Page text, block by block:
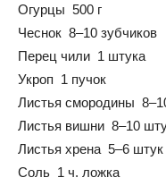
Огурцы 500 г
Чеснок 8–10 зубчиков
Перец чили 1 штука
Укроп 1 пучок
Листья смородины
Листья вишни 8–10
Листья хрена 5–6 штук
Соль 1 ч. ложка